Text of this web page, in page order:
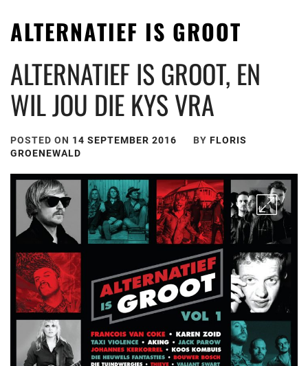
ALTERNATIEF IS GROOT
ALTERNATIEF IS GROOT, EN
WIL JOU DIE KYS VRA
POSTED ON 14 SEPTEMBER 2016 BY FLORIS
GROENEWALD